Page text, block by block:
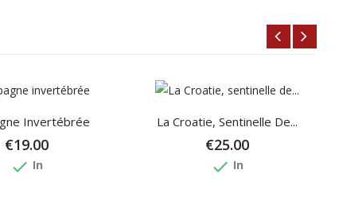
Invertébrée
€19.00
done In
La Croatie, Sentinelle De...
€25.00
done In